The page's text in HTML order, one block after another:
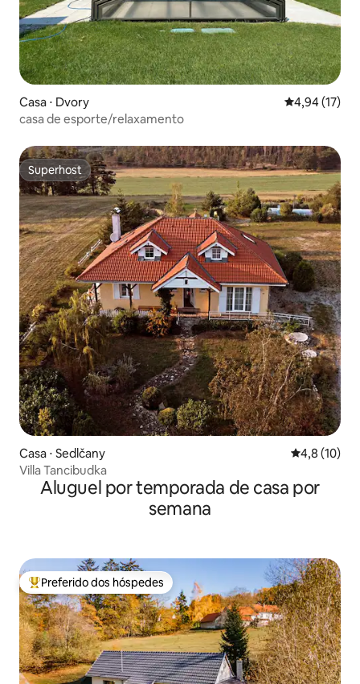
Casa ⋅ Dvory 4,94 de uma
4,94 (17)
casa de esporte/relaxamento
Superhost
Superhost
Casa ⋅ Sedlčany 4,8 de uma
4,8 (10)
Villa Tancibudka
Aluguel por temporada de casa por
semana
Entre os melhores preferidos dos hóspedes
Preferido dos hóspedes